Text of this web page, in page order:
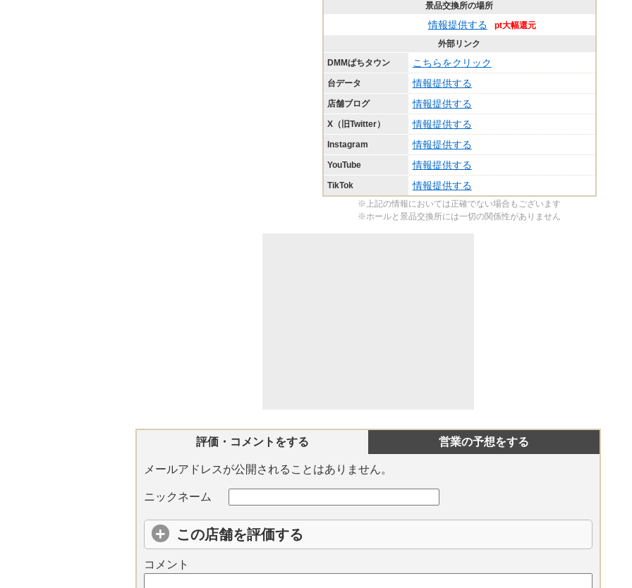
景品交換所の場所
情報提供する
pt大幅還元
外部リンク
DMMぱちタウン
こちらをクリック
台データ 情報提供する
店舗ブログ 情報提供する
X（旧Twitter） 情報提供する
Instagram 情報提供する
YouTube 情報提供する
TikTok 情報提供する
※上記の情報においては正確でない場合もございます
※ホールと景品交換所には一切の関係性がありません
評価・コメントをする 営業の予想をする
メールアドレスが公開されることはありません。
ニックネーム
この店舗を評価する
コメント